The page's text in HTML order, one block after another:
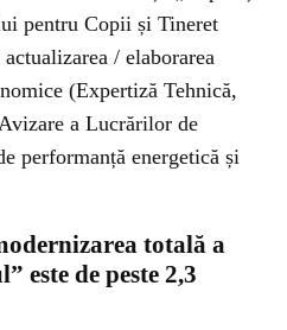
pentru Copii și Tineret
/ elaborarea
(Expertiză Tehnică,
a Lucrărilor de
performanță energetică și
totală a
este de peste 2,3